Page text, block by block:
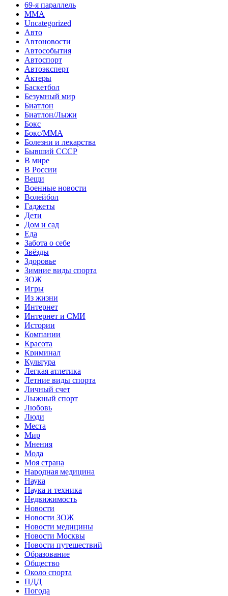
69-я параллель
MMA
Uncategorized
Авто
Автоновости
Автособытия
Автоспорт
Автоэксперт
Актеры
Баскетбол
Безумный мир
Биатлон
Биатлон/Лыжи
Бокс
Бокс/MMA
Болезни и лекарства
Бывший СССР
В мире
В России
Вещи
Военные новости
Волейбол
Гаджеты
Дети
Дом и сад
Еда
Забота о себе
Звёзды
Здоровье
Зимние виды спорта
ЗОЖ
Игры
Из жизни
Интернет
Интернет и СМИ
Истории
Компании
Красота
Криминал
Культура
Легкая атлетика
Летние виды спорта
Личный счет
Лыжный спорт
Любовь
Люди
Места
Мир
Мнения
Мода
Моя страна
Народная медицина
Наука
Наука и техника
Недвижимость
Новости
Новости ЗОЖ
Новости медицины
Новости Москвы
Новости путешествий
Образование
Общество
Около спорта
ПДД
Погода